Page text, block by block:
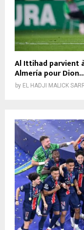
Al Ittihad parvient
Almería pour
by EL HADJI MALICK